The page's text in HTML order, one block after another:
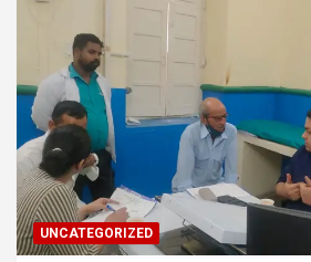
UNCATEGORIZED